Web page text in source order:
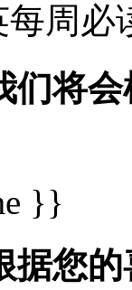
每周
们将
}}
据您